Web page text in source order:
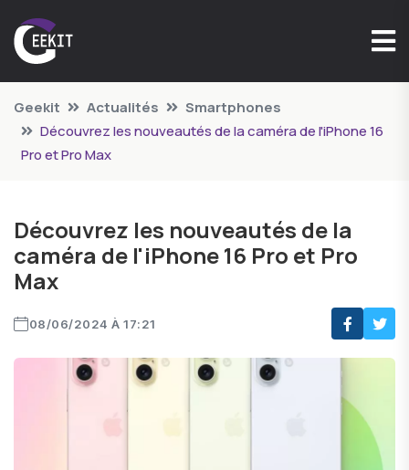
Geekit Actualités
Smartphones
Découvrez les nouveautés de la caméra de l'iPhone 16
Pro et Pro Max
Découvrez les nouveautés de la
caméra de l'iPhone 16 Pro et Pro
Max
08/06/2024 À 17:21